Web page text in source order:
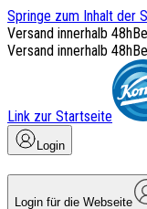
Springe zum Inhalt der
Versand innerhalb 48h
Versand innerhalb 48h
Link zur Startseite
Login
Login für die Webseite